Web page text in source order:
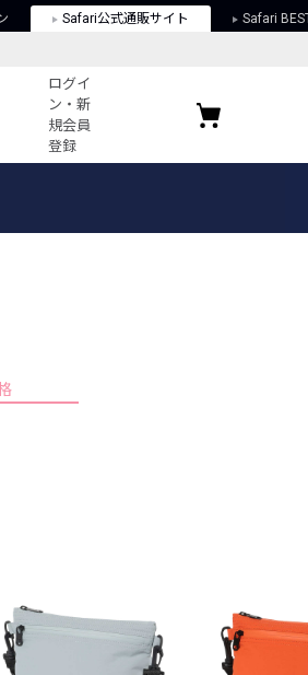
Safari公式通販サイト Safari
ログイ
ン・新
規会員
登録
シー
お気に入りブランド